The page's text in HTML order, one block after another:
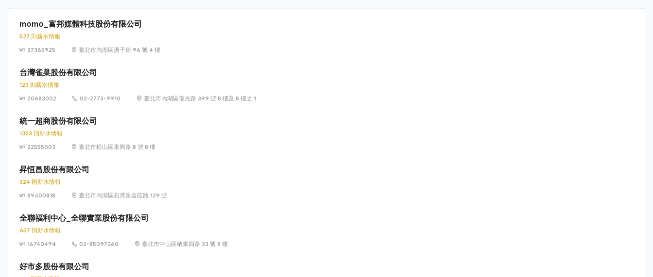
momo_富邦媒體科技股份有限公司
527 則薪水情報
27365925
臺北市內湖區洲子街 96 號 4 樓
台灣雀巢股份有限公司
123 則薪水情報
20683002
02-2773-9910 臺北市內湖區瑞光路 399 號 8 樓及 8 樓之 1
統一超商股份有限公司
1323 則薪水情報
22555003
臺北市松山區東興路 8 號 8 樓
昇恒昌股份有限公司
324 則薪水情報
89400818
臺北市內湖區石潭里金莊路 129 號
全聯福利中心_全聯實業股份有限公司
657 則薪水情報
16740494
02-85097260 臺北市中山區敬業四路 33 號 8 樓
好市多股份有限公司